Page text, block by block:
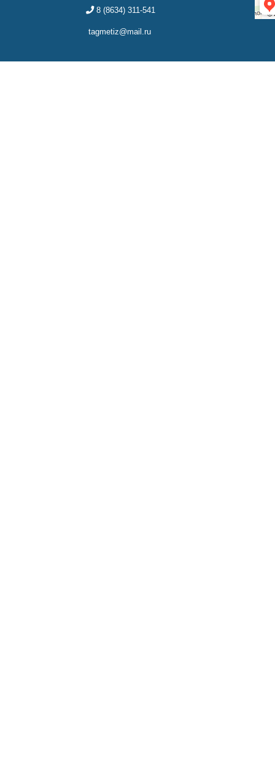
8 (8634) 311-541
tagmetiz@mail.ru